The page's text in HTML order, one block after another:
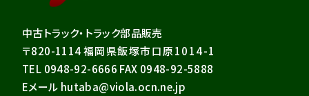
中古トラック・トラック部品販売
〒820-1114福岡県飯塚市口原1014-1
TEL 0948-92-6666 FAX 0948-92-5888
Eメール hutaba@viola.ocn.ne.jp